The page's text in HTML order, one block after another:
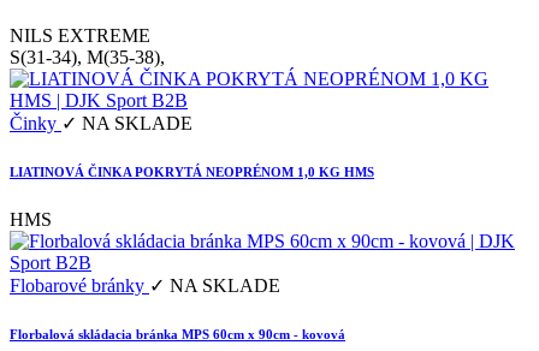
NILS EXTREME
S(31-34), M(35-38),
Činky ✓ NA SKLADE
LIATINOVÁ ČINKA POKRYTÁ NEOPRÉNOM 1,0 KG HMS
HMS
Flobarové bránky ✓ NA SKLADE
Florbalová skládacia bránka MPS 60cm x 90cm - kovová